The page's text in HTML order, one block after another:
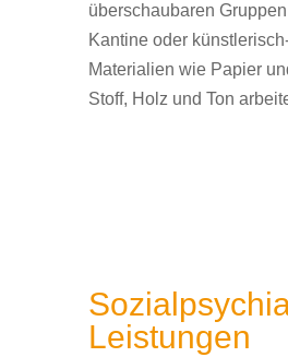
überschaubaren
Kantine oder
Materialien wie Papier
Stoff, Holz und Ton
Leistungen